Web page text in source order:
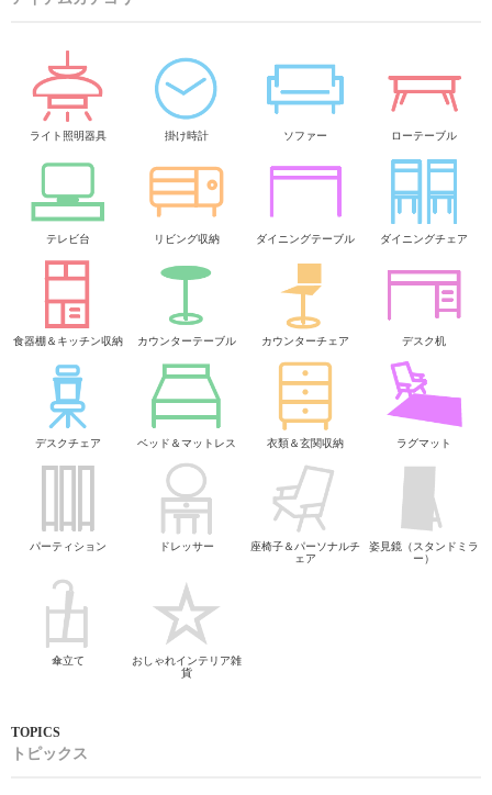
ライト照明器具 掛け時計 ソファー ローテーブル
テレビ台 リビング収納 ダイニングテーブル ダイニングチェア
食器棚＆キッチン収納 カウンターテーブル カウンターチェア デスク机
デスクチェア ベッド＆マットレス 衣類＆玄関収納 ラグマット
パーティション ドレッサー
座椅子＆パーソナルチ
ェア
姿見鏡（スタンドミラ
ー）
傘立て
おしゃれインテリア雑
貨
トピックス